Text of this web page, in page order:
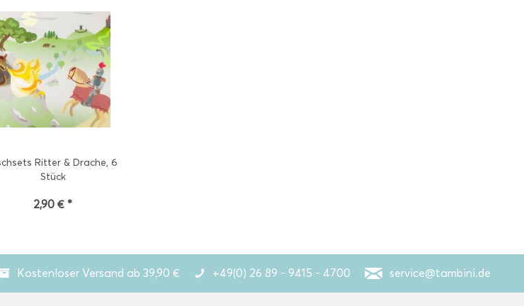
Ritter & Drache, 6
Stück
2,90 € *
Kostenloser Versand ab 39,90 € +49(0) 26 89 - 9415 - 4700 service@tambini.de